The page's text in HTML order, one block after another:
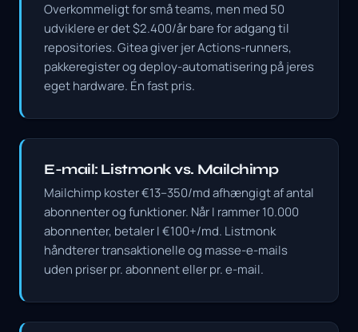
Overkommeligt for små teams, men med 50
udviklere er det $2.400/år bare for adgang til
repositories. Gitea giver jer Actions-runners,
pakkeregister og deploy-automatisering på jeres
eget hardware. Én fast pris.
E-mail: Listmonk vs. Mailchimp
Mailchimp koster €13–350/md afhængigt af antal
abonnenter og funktioner. Når I rammer 10.000
abonnenter, betaler I €100+/md. Listmonk
håndterer transaktionelle og masse-e-mails
uden priser pr. abonnent eller pr. e-mail.